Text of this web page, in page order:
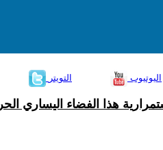
التويتر اليوتيوب
هذا الفضاء اليساري الحر